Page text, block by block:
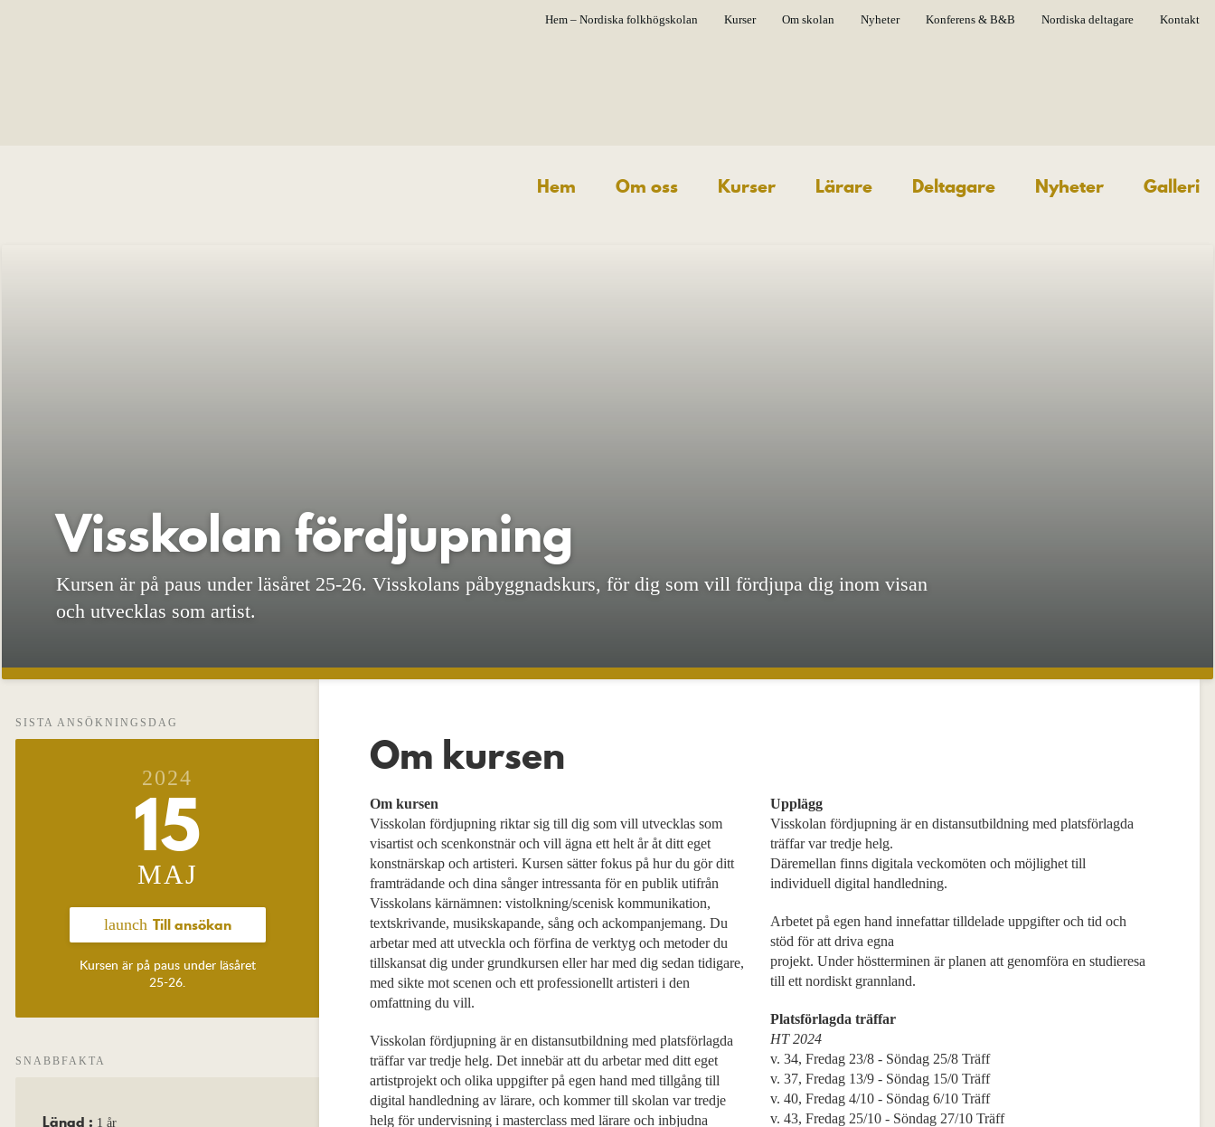
Hem – Nordiska folkhögskolan Kurser Om skolan Nyheter Konferens & B&B Nordiska deltagare Kontakt
Hem Om oss Kurser Lärare Deltagare Nyheter Galleri
Visskolan fördjupning
Kursen är på paus under läsåret 25-26. Visskolans påbyggnadskurs, för dig som vill fördjupa dig inom visan
och utvecklas som artist.
SISTA ANSÖKNINGSDAG
2024
15
MAJ
launch Till ansökan
Kursen är på paus under läsåret
25-26.
SNABBFAKTA
Längd : 1 år
Om kursen
Om kursen
Visskolan fördjupning riktar sig till dig som vill utvecklas som
visartist och scenkonstnär och vill ägna ett helt år åt ditt eget
konstnärskap och artisteri. Kursen sätter fokus på hur du gör ditt
framträdande och dina sånger intressanta för en publik utifrån
Visskolans kärnämnen: vistolkning/scenisk kommunikation,
textskrivande, musikskapande, sång och ackompanjemang. Du
arbetar med att utveckla och förfina de verktyg och metoder du
tillskansat dig under grundkursen eller har med dig sedan tidigare,
med sikte mot scenen och ett professionellt artisteri i den
omfattning du vill.
Visskolan fördjupning är en distansutbildning med platsförlagda
träffar var tredje helg. Det innebär att du arbetar med ditt eget
artistprojekt och olika uppgifter på egen hand med tillgång till
digital handledning av lärare, och kommer till skolan var tredje
helg för undervisning i masterclass med lärare och inbjudna
Upplägg
Visskolan fördjupning är en distansutbildning med platsförlagda
träffar var tredje helg.
Däremellan finns digitala veckomöten och möjlighet till
individuell digital handledning.
Arbetet på egen hand innefattar tilldelade uppgifter och tid och
stöd för att driva egna
projekt. Under höstterminen är planen att genomföra en studieresa
till ett nordiskt grannland.
Platsförlagda träffar
HT 2024
v. 34, Fredag 23/8 - Söndag 25/8 Träff
v. 37, Fredag 13/9 - Söndag 15/0 Träff
v. 40, Fredag 4/10 - Söndag 6/10 Träff
v. 43, Fredag 25/10 - Söndag 27/10 Träff